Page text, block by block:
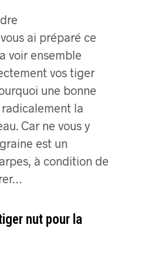
ai préparé ce
voir ensemble
vos tiger
une bonne
la
Car ne vous y
est un
à condition de
nut pour la